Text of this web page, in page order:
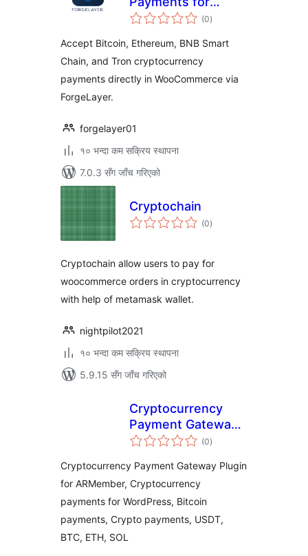
WooCommerce
(0कुल
रेटिङ्गहरू
)
Accept Bitcoin, Ethereum, BNB Smart
Chain, and Tron cryptocurrency
payments directly in WooCommerce via
ForgeLayer.
forgelayer01
१० भन्दा कम सक्रिय स्थापना
7.0.3 सँग जाँच गरिएको
Cryptochain
(0कुल
रेटिङ्गहरू
)
Cryptochain allow users to pay for
woocommerce orders in cryptocurrency
with help of metamask wallet.
nightpilot2021
१० भन्दा कम सक्रिय स्थापना
5.9.15 सँग जाँच गरिएको
Cryptocurrency
Payment Gateway
for ARMember by
(0कुल
रेटिङ्गहरू
)
Cryptocurrency Payment Gateway Plugin
for ARMember, Cryptocurrency
payments for WordPress, Bitcoin
payments, Crypto payments, USDT,
BTC, ETH, SOL